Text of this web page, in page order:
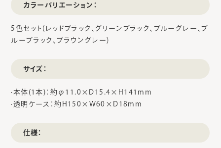
カラーバリエーション：
5色セット(レッドブラック、グリーンブラック、ブルーグレー、ブ
ルーブラック、ブラウングレー)
サイズ：
·本体(1本)：約φ11.0×D15.4×H141mm
·透明ケース：約H150×W60×D18mm
仕様：